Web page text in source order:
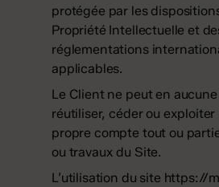
protégée par les
Propriété Intellectuelle et
réglementations
applicables.
Le Client ne peut en
réutiliser, céder ou exploiter
propre compte tout ou
ou travaux du Site.
L’utilisation du site https://